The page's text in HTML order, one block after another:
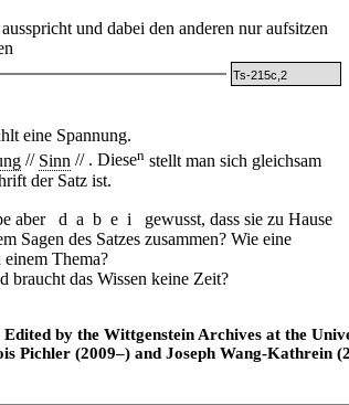
und dabei den anderen nur aufsitzen
Ts-215c,2
eine Spannung.
// Sinn // . Diesen stellt man sich gleichsam
der Satz ist.
aber dabei
gewusst, dass sie zu Hause
Sagen des Satzes zusammen? Wie eine
Thema?
braucht das Wissen keine Zeit?
by the Wittgenstein Archives at the
Pichler (2009–) and Joseph Wang-Kathrein